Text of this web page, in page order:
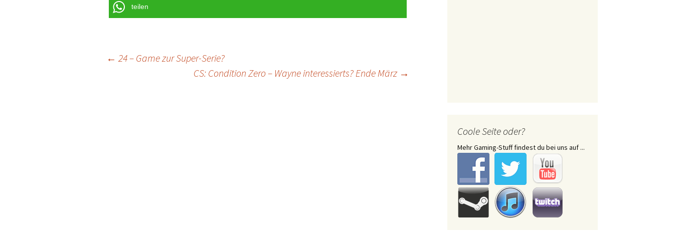
teilen
← 24 – Game zur Super-Serie?
CS: Condition Zero – Wayne interessierts? Ende März →
Coole Seite oder?
Mehr Gaming-Stuff findest du bei uns auf ...